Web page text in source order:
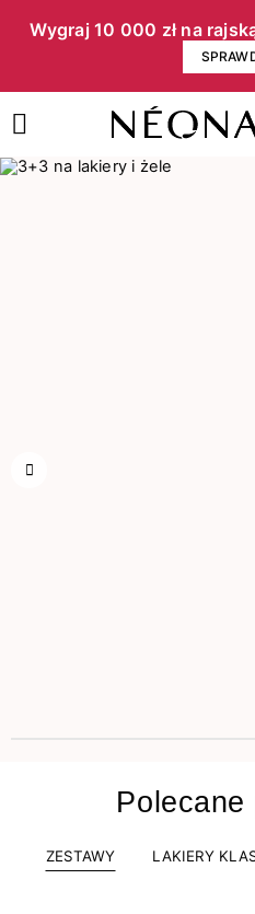
Wygraj 10 000 zł na
ZESTAWY LAKIERY